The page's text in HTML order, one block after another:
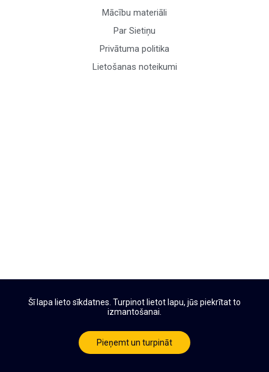
Šī lapa lieto sīkdatnes. Turpinot lietot lapu, jūs piekrītat to
izmantošanai.
Pieņemt un turpināt
Mācību materiāli
Par Sietiņu
Privātuma politika
Lietošanas noteikumi